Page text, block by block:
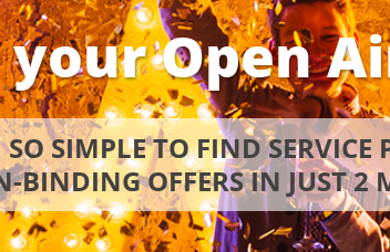
your Open
SIMPLE TO FIND SERVICE
BINDING OFFERS IN JUST 2